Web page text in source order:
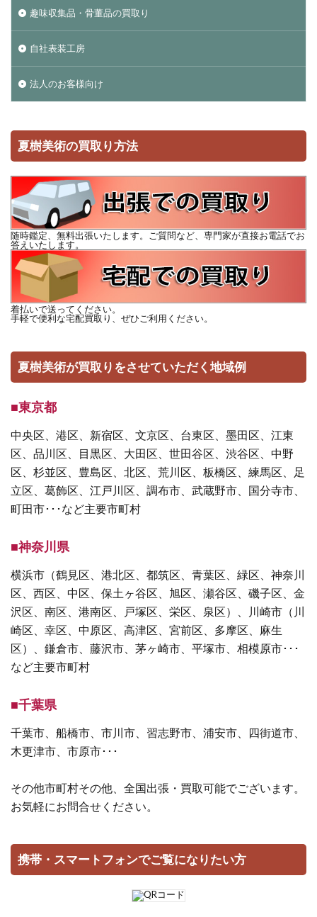
趣味収集品・骨董品の買取り
自社表装工房
法人のお客様向け
夏樹美術の買取り方法
随時鑑定、無料出張いたします。ご質問など、専門家が直接お電話でお
答えいたします。
着払いで送ってください。
手軽で便利な宅配買取り、ぜひご利用ください。
夏樹美術が買取りをさせていただく地域例
■東京都
中央区、港区、新宿区、文京区、台東区、墨田区、江東
区、品川区、目黒区、大田区、世田谷区、渋谷区、中野
区、杉並区、豊島区、北区、荒川区、板橋区、練馬区、足
立区、葛飾区、江戸川区、調布市、武蔵野市、国分寺市、
町田市･･･など主要市町村
■神奈川県
横浜市（鶴見区、港北区、都筑区、青葉区、緑区、神奈川
区、西区、中区、保土ヶ谷区、旭区、瀬谷区、磯子区、金
沢区、南区、港南区、戸塚区、栄区、泉区）、川崎市（川
崎区、幸区、中原区、高津区、宮前区、多摩区、麻生
区）、鎌倉市、藤沢市、茅ヶ崎市、平塚市、相模原市･･･
など主要市町村
■千葉県
千葉市、船橋市、市川市、習志野市、浦安市、四街道市、
木更津市、市原市･･･
その他市町村その他、全国出張・買取可能でございます。
お気軽にお問合せください。
携帯・スマートフォンでご覧になりたい方